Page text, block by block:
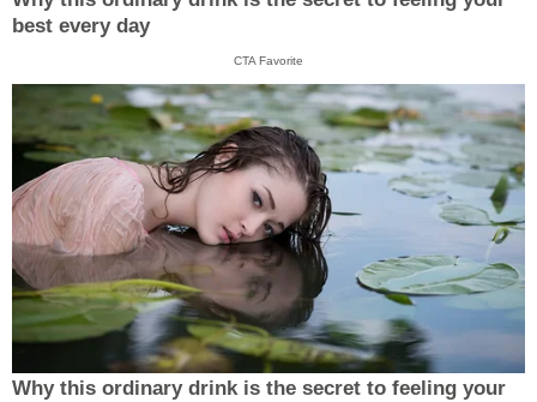
best every day
CTA Favorite
Why this ordinary drink is the secret to feeling your